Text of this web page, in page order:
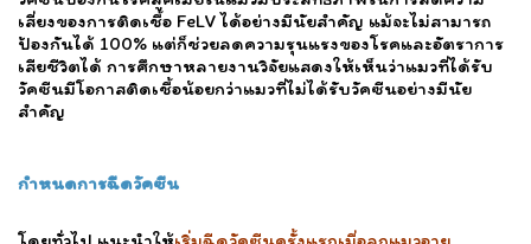
เสี่ยงของการติดเชื้อ FeLV ได้อย่างมีนัยสำคัญ แม้จะไม่สามารถ
ป้องกันได้ 100% แต่ก็ช่วยลดความรุนแรงของโรคและอัตราการ
เสียชีวิตได้ การศึกษาหลายงานวิจัยแสดงให้เห็นว่าแมวที่ได้รับ
วัคซีนมีโอกาสติดเชื้อน้อยกว่าแมวที่ไม่ได้รับวัคซีนอย่างมีนัย
สำคัญ
กำหนดการฉีดวัคซีน
โดยทั่วไป แนะนำให้เริ่มฉีดวัคซีนครั้งแรกเมื่อลูกแมวอายุ